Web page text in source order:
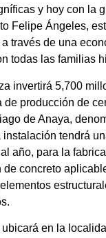
y hoy con la
Felipe Ángeles,
través de una
todas las familias
invertirá 5,700
producción de
de Anaya,
instalación tendrá
año, para la
de concreto
en la